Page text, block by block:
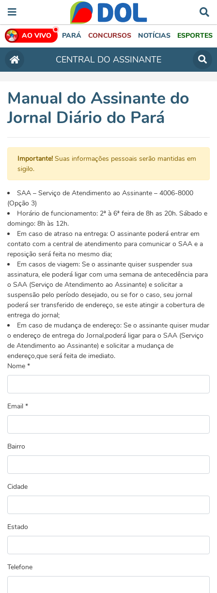
AO VIVO PARÁ CONCURSOS NOTÍCIAS ESPORTES
CENTRAL DO ASSINANTE
Manual do Assinante do
Jornal Diário do Pará
Importante! Suas informações pessoais serão mantidas em
sigilo.
SAA – Serviço de Atendimento ao Assinante – 4006-8000
(Opção 3)
Horário de funcionamento: 2ª à 6ª feira de 8h as 20h. Sábado e
domingo: 8h às 12h.
Em caso de atraso na entrega: O assinante poderá entrar em
contato com a central de atendimento para comunicar o SAA e a
reposição será feita no mesmo dia;
Em casos de viagem: Se o assinante quiser suspender sua
assinatura, ele poderá ligar com uma semana de antecedência para
o SAA (Serviço de Atendimento ao Assinante) e solicitar a
suspensão pelo período desejado, ou se for o caso, seu jornal
poderá ser transferido de endereço, se este atingir a cobertura de
entrega do jornal;
Em caso de mudança de endereço: Se o assinante quiser mudar
o endereço de entrega do Jornal,poderá ligar para o SAA (Serviço
de Atendimento ao Assinante) e solicitar a mudança de
endereço,que será feita de imediato.
Nome *
Email *
Bairro
Cidade
Estado
Telefone